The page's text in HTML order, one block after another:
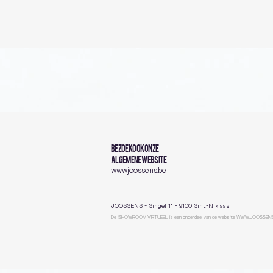
BEZOEK OOK ONZE
ALGEMENE WEBSITE
www.joossens.be
JOOSSENS - Singel 11 - 9100 Sint-Niklaas
De 'SHOWROOM VIRTUEEL' is een onderdeel van de website